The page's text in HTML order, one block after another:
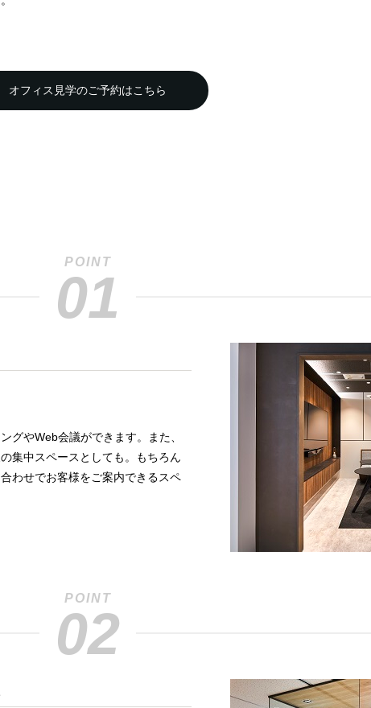
オフィス見学のご予約はこちら
POINT
01
グやWeb会議ができます。また、
集中スペースとしても。もちろん
わせでお客様をご案内できるスペ
POINT
02